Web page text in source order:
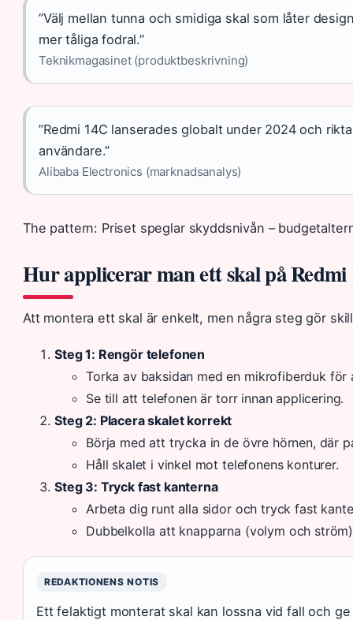
”Välj mellan tunna och smidiga skal som låter
mer tåliga fodral.”
Teknikmagasinet (produktbeskrivning)
”Redmi 14C lanserades globalt under 2024 och
användare.”
Alibaba Electronics (marknadsanalys)
The pattern: Priset speglar skyddsnivån –
Hur applicerar man ett skal på Redmi
Att montera ett skal är enkelt, men några steg gör
Steg 1: Rengör telefonen
Torka av baksidan med en mikrofiberduk
Se till att telefonen är torr innan applicering.
Steg 2: Placera skalet korrekt
Börja med att trycka in de övre hörnen, där
Håll skalet i vinkel mot telefonens konturer.
Steg 3: Tryck fast kanterna
Arbeta dig runt alla sidor och tryck fast
Dubbelkolla att knapparna (volym och
REDAKTIONENS NOTIS
Ett felaktigt monterat skal kan lossna vid fall och